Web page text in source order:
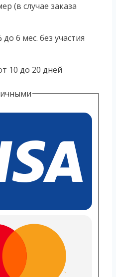
(в случае заказа
до 6 мес. без участия
10 до 20 дней